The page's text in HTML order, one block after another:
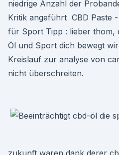
niedrige Anzahl der
Kritik angeführt ️ CBD Paste
für Sport Tipp : lieber thom,
Öl und Sport dich bewegt
Kreislauf zur analyse von
nicht überschreiten.
zukunft waren dank derer